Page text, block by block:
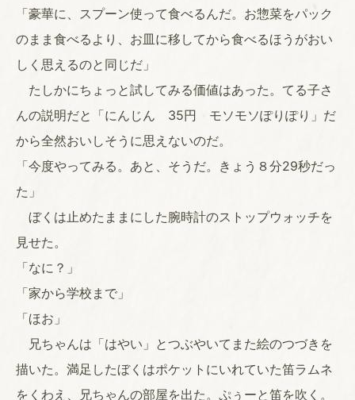
「豪華に、スプーン使って食べるんだ。お惣菜をパック
のまま食べるより、お皿に移してから食べるほうがおい
しく思えるのと同じだ」
たしかにちょっと試してみる価値はあった。てる子さ
んの説明だと「にんじん 35円 モソモソぽりぽり」だ
から全然おいしそうに思えないのだ。
「今度やってみる。あと、そうだ。きょう８分29秒だっ
た」
ぼくは止めたままにした腕時計のストップウォッチを
見せた。
「なに？」
「家から学校まで」
「ほお」
兄ちゃんは「はやい」とつぶやいてまた絵のつづきを
描いた。満足したぼくはポケットにいれていた笛ラムネ
をくわえ、兄ちゃんの部屋を出た。ぷぅーと笛を吹く。